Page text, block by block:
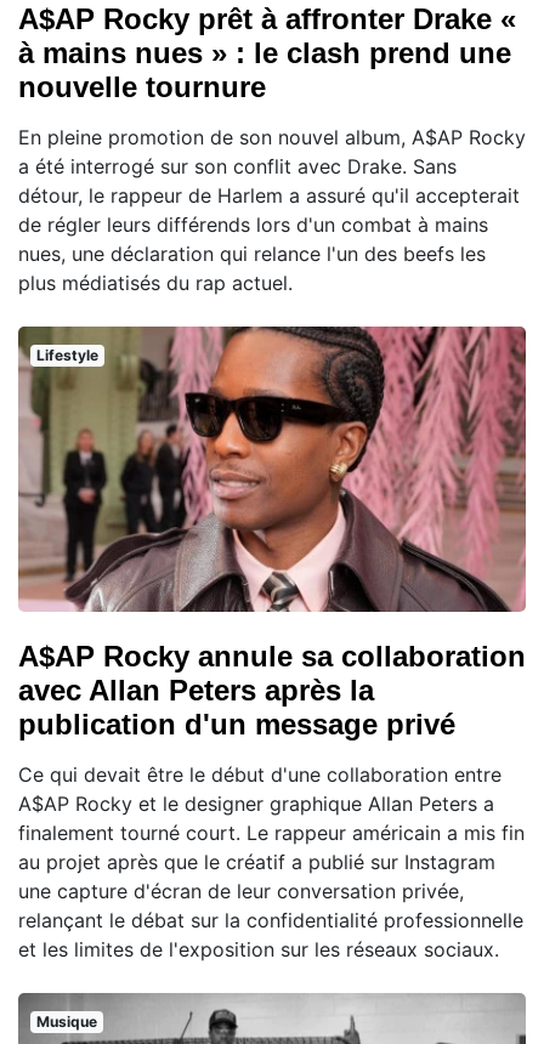
A$AP Rocky prêt à affronter Drake «
à mains nues » : le clash prend une
nouvelle tournure
En pleine promotion de son nouvel album, A$AP Rocky
a été interrogé sur son conflit avec Drake. Sans
détour, le rappeur de Harlem a assuré qu'il accepterait
de régler leurs différends lors d'un combat à mains
nues, une déclaration qui relance l'un des beefs les
plus médiatisés du rap actuel.
Lifestyle
A$AP Rocky annule sa collaboration
avec Allan Peters après la
publication d'un message privé
Ce qui devait être le début d'une collaboration entre
A$AP Rocky et le designer graphique Allan Peters a
finalement tourné court. Le rappeur américain a mis fin
au projet après que le créatif a publié sur Instagram
une capture d'écran de leur conversation privée,
relançant le débat sur la confidentialité professionnelle
et les limites de l'exposition sur les réseaux sociaux.
Musique